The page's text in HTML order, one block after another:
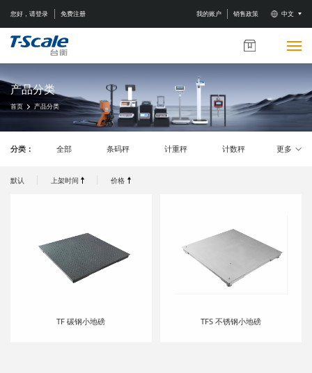
您好，请登录 免费注册 我的账户 销售政策 中文
产品分类
首页 产品分类
分类： 全部 条码秤 计重秤
计数秤
天平
医疗秤
更多
默认 上架时间 价格
TF 碳钢小地磅 TFS 不锈钢小地磅